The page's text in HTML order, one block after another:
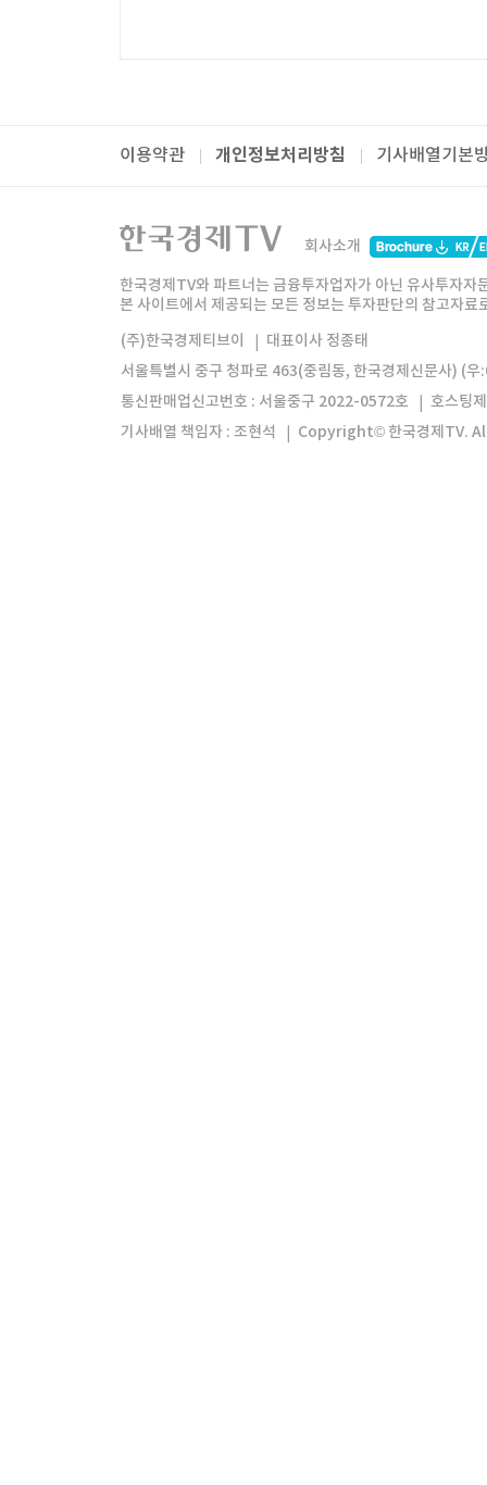
이용약관 개인정보처리방침 기사배열기본
패밀리사이트
한국경제TV
한경미디어그룹 한국경제신문 한국경제
모바일앱 한국경제TV앱
회사소개
한국경제TV와 파트너는 금융투자업자가 아닌 유사투자
본 사이트에서 제공되는 모든 정보는 투자판단의 참고자
(주)한국경제티브이
대표이사 정종태
서울특별시 중구 청파로 463(중림동, 한국경제신문사) (
통신판매업신고번호 : 서울중구 2022-0572호
호스팅
기사배열 책임자 : 조현석
Copyright© 한국경제TV.